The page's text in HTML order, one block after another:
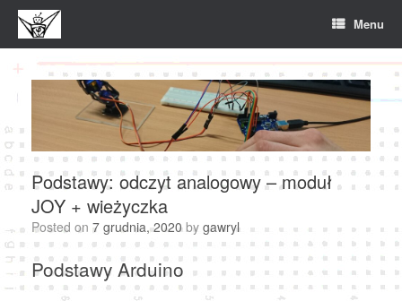
Skip
content
Menu
Podstawy: odczyt analogowy – moduł
JOY + wieżyczka
Posted on 7 grudnia, 2020 by gawryl
Podstawy Arduino